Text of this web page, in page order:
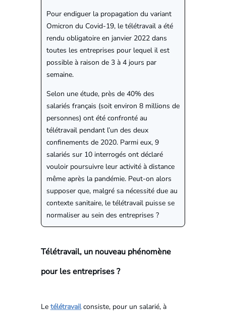
Pour endiguer la propagation du variant
Omicron du Covid-19, le télétravail a été
rendu obligatoire en janvier 2022 dans
toutes les entreprises pour lequel il est
possible à raison de 3 à 4 jours par
semaine.
Selon une étude, près de 40% des
salariés français (soit environ 8 millions de
personnes) ont été confronté au
télétravail pendant l’un des deux
confinements de 2020. Parmi eux, 9
salariés sur 10 interrogés ont déclaré
vouloir poursuivre leur activité à distance
même après la pandémie. Peut-on alors
supposer que, malgré sa nécessité due au
contexte sanitaire, le télétravail puisse se
normaliser au sein des entreprises ?
Télétravail, un nouveau phénomène
pour les entreprises ?
Le télétravailconsiste, pour un salarié, à